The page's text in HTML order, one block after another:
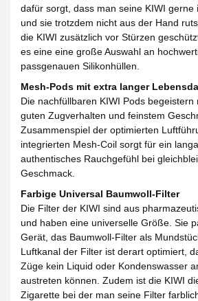
dafür sorgt, dass man seine KIWI gerne
und sie trotzdem nicht aus der Hand
die KIWI zusätzlich vor Stürzen
es eine eine große Auswahl an
passgenauen Silikonhüllen.
Mesh-Pods mit extra langer
Die nachfüllbaren KIWI Pods begeistern
guten Zugverhalten und feinstem
Zusammenspiel der optimierten
integrierten Mesh-Coil sorgt für ein
authentisches Rauchgefühl bei
Geschmack.
Farbige Universal Baumwoll-Filter
Die Filter der KIWI sind aus
und haben eine universelle Größe. Sie
Gerät, das Baumwoll-Filter als
Luftkanal der Filter ist derart optimiert,
Züge kein Liquid oder Kondenswasser
austreten können. Zudem ist die KIWI
Zigarette bei der man seine Filter